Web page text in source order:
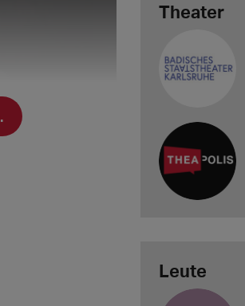
Theater
Leute